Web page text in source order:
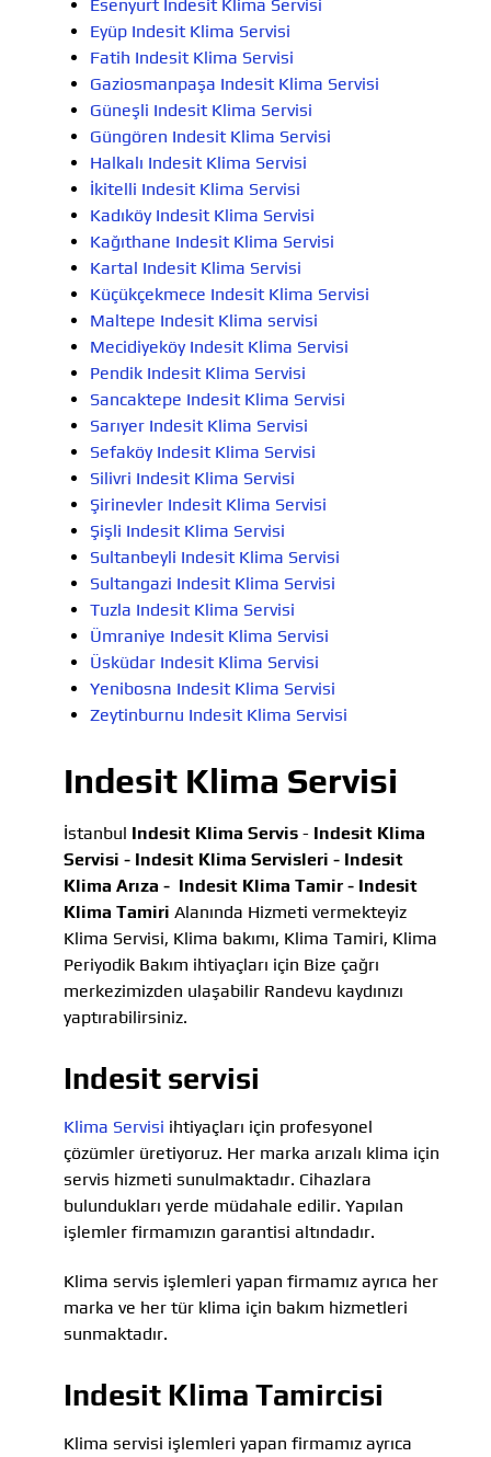
Esenyurt Indesit Klima Servisi
Eyüp Indesit Klima Servisi
Fatih Indesit Klima Servisi
Gaziosmanpaşa Indesit Klima Servisi
Güneşli Indesit Klima Servisi
Güngören Indesit Klima Servisi
Halkalı Indesit Klima Servisi
İkitelli Indesit Klima Servisi
Kadıköy Indesit Klima Servisi
Kağıthane Indesit Klima Servisi
Kartal Indesit Klima Servisi
Küçükçekmece Indesit Klima Servisi
Maltepe Indesit Klima servisi
Mecidiyeköy Indesit Klima Servisi
Pendik Indesit Klima Servisi
Sancaktepe Indesit Klima Servisi
Sarıyer Indesit Klima Servisi
Sefaköy Indesit Klima Servisi
Silivri Indesit Klima Servisi
Şirinevler Indesit Klima Servisi
Şişli Indesit Klima Servisi
Sultanbeyli Indesit Klima Servisi
Sultangazi Indesit Klima Servisi
Tuzla Indesit Klima Servisi
Ümraniye Indesit Klima Servisi
Üsküdar Indesit Klima Servisi
Yenibosna Indesit Klima Servisi
Zeytinburnu Indesit Klima Servisi
Indesit Klima Servisi
İstanbul Indesit Klima Servis - Indesit Klima
Servisi - Indesit Klima Servisleri - Indesit
Klima Arıza - Indesit Klima Tamir - Indesit
Klima Tamiri Alanında Hizmeti vermekteyiz
Klima Servisi, Klima bakımı, Klima Tamiri, Klima
Periyodik Bakım ihtiyaçları için Bize çağrı
merkezimizden ulaşabilir Randevu kaydınızı
yaptırabilirsiniz.
Indesit servisi
Klima Servisi ihtiyaçları için profesyonel
çözümler üretiyoruz. Her marka arızalı klima için
servis hizmeti sunulmaktadır. Cihazlara
bulundukları yerde müdahale edilir. Yapılan
işlemler firmamızın garantisi altındadır.
Klima servis işlemleri yapan firmamız ayrıca her
marka ve her tür klima için bakım hizmetleri
sunmaktadır.
Indesit Klima Tamircisi
Klima servisi işlemleri yapan firmamız ayrıca